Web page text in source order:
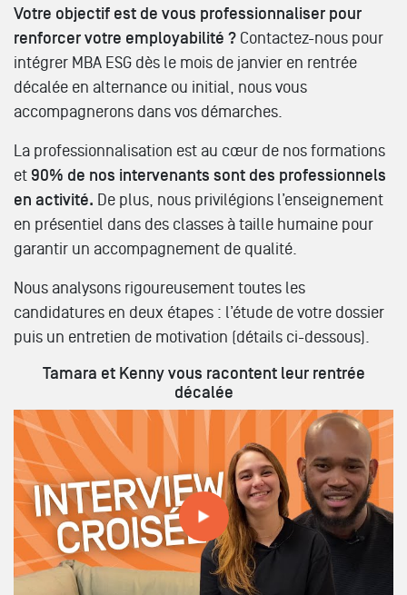
Votre objectif est de vous professionnaliser pour
renforcer votre employabilité ? Contactez-nous pour
intégrer MBA ESG dès le mois de janvier en rentrée
décalée en alternance ou initial, nous vous
accompagnerons dans vos démarches.
La professionnalisation est au cœur de nos formations
et 90% de nos intervenants sont des professionnels
en activité. De plus, nous privilégions l’enseignement
en présentiel dans des classes à taille humaine pour
garantir un accompagnement de qualité.
Nous analysons rigoureusement toutes les
candidatures en deux étapes : l’étude de votre dossier
puis un entretien de motivation (détails ci-dessous).
Tamara et Kenny vous racontent leur rentrée
décalée
Osez la rentrée décalée de janvier